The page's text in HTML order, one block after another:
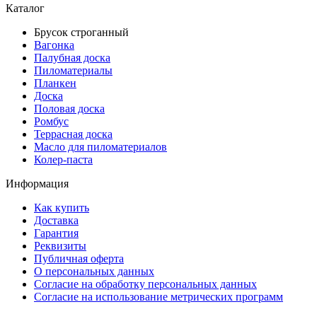
Каталог
Брусок строганный
Вагонка
Палубная доска
Пиломатериалы
Планкен
Доска
Половая доска
Ромбус
Террасная доска
Масло для пиломатериалов
Колер-паста
Информация
Как купить
Доставка
Гарантия
Реквизиты
Публичная оферта
О персональных данных
Согласие на обработку персональных данных
Согласие на использование метрических программ